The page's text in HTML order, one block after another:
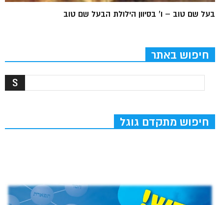
בעל שם טוב – ו’ בסיוון הילולת הבעל שם טוב
חיפוש באתר
חיפוש מתקדם גוגל